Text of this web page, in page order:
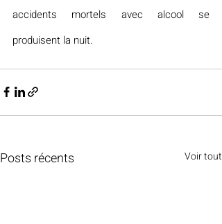
accidents mortels avec alcool se
produisent la nuit.
Posts récents Voir tout